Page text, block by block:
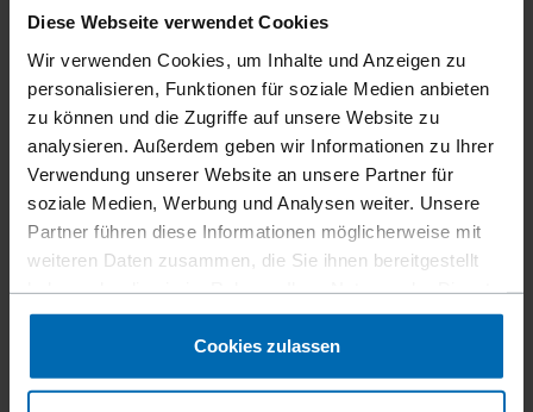
Diese Webseite verwendet Cookies
Wir verwenden Cookies, um Inhalte und Anzeigen zu
personalisieren, Funktionen für soziale Medien anbieten
zu können und die Zugriffe auf unsere Website zu
analysieren. Außerdem geben wir Informationen zu Ihrer
Verwendung unserer Website an unsere Partner für
soziale Medien, Werbung und Analysen weiter. Unsere
Partner führen diese Informationen möglicherweise mit
weiteren Daten zusammen, die Sie ihnen bereitgestellt
gesammelt haben.
Cookies zulassen
Produkt nur verfügbar in: Vereinigte Staaten
Das STEEL FRAMING MODEL 500A von ET&F® ist perfekt
für die Befestigung von Holz zu Stahl. Das Modell 500A
wurde speziell für kaltgeformte Stahlkonstruktionen
entwickelt und hat sich einen Ruf als das zuverlässigste
Gerät auf dem Markt erworben. Mit einem Gewicht von nur
3 kg ist dieses Tool mit Kontaktauslösung drei- bis fünfmal
Befestigungsmittel mit einer Länge von 38-65 mm und
arbeitet mit herkömmlichen Luftkompressoren bei einem